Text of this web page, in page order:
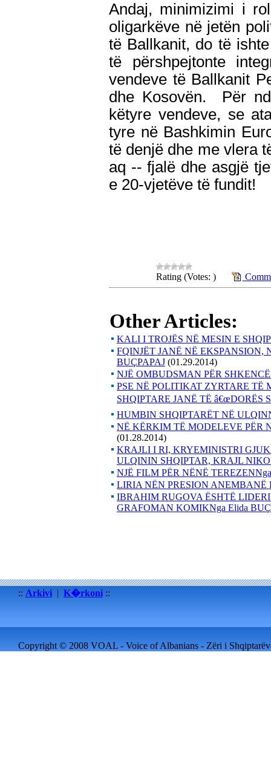
Andaj, minimizimi i
oligarkëve në jetën
të Ballkanit, do të
të përshpejtonte
vendeve të Ballkanit
dhe Kosovën. Për
këtyre vendeve, se
tyre në Bashkimin
të denjë dhe me vlera
aq -- fjalë dhe asgjë
e 20-vjetëve të fundit!
Rating (Votes: )
Other Articles:
KALI I TROJËS NË MESIN E
FQINJËT JANË NË EKSPANSION,
BUÇPAPAJ (01.29.2014)
NJË OMBUDSMAN PËR
PSE NË POLITIKAT ZYRTARE TË
SHQIPTARE JANË TË â€œDORËS
HUMBIN SHQIPTARËT NË
NË KËRKIM TË MODELEVE PËR
(01.28.2014)
KRAJLI I RI, KRYEMINISTRI
ULQININ SHQIPTAR, KRAJL
NJË FILM PËR NËNË
LIRIA NËN PRESION ANEMBANË
IBRAHIM RUGOVA ËSHTË
GRAFOMAN KOMIKNga Elida
:: Arkivi | K�rkoni ::
Copyright © 2008 VOAL - Voice of Albanians - Zëri i